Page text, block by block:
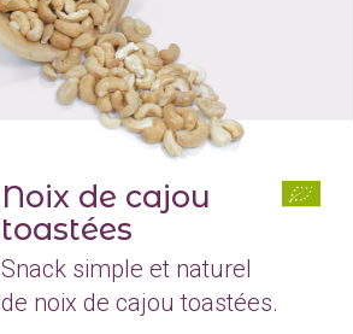
Noix de cajou
toastées
Snack simple et naturel
de noix de cajou toastées.